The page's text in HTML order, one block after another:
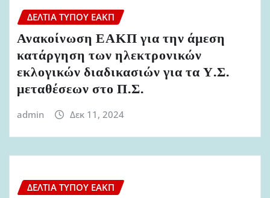
ΔΕΛΤΊΑ ΤΎΠΟΥ ΕΑΚΠ
Ανακοίνωση ΕΑΚΠ για την άμεση
κατάργηση των ηλεκτρονικών
εκλογικών διαδικασιών για τα Υ.Σ.
μεταθέσεων στο Π.Σ.
admin Δεκ 11, 2024
ΔΕΛΤΊΑ ΤΎΠΟΥ ΕΑΚΠ